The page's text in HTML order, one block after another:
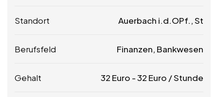
Standort Auerbach i.d.OPf., St
Berufsfeld Finanzen, Bankwesen
Gehalt 32 Euro -32 Euro / Stunde